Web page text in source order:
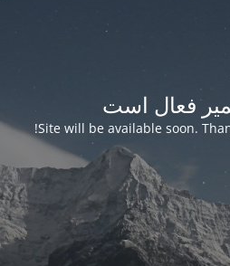
فعال است
Site will be available soon.